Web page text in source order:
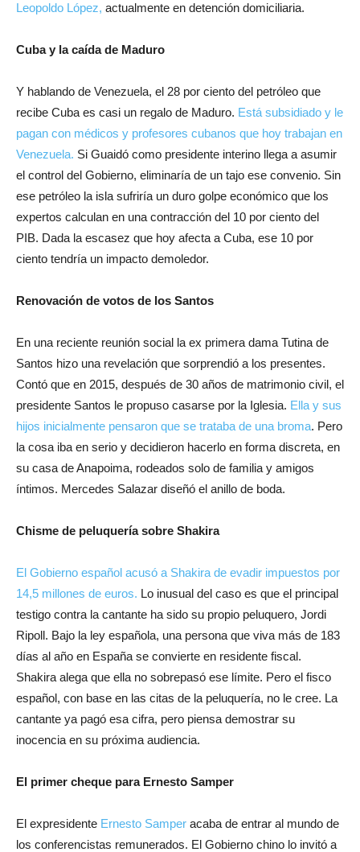
Leopoldo López, actualmente en detención domiciliaria.
Cuba y la caída de Maduro
Y hablando de Venezuela, el 28 por ciento del petróleo que
recibe Cuba es casi un regalo de Maduro. Está subsidiado y le
pagan con médicos y profesores cubanos que hoy trabajan en
Venezuela. Si Guaidó como presidente interino llega a asumir
el control del Gobierno, eliminaría de un tajo ese convenio. Sin
ese petróleo la isla sufriría un duro golpe económico que los
expertos calculan en una contracción del 10 por ciento del
PIB. Dada la escasez que hoy afecta a Cuba, ese 10 por
ciento tendría un impacto demoledor.
Renovación de votos de los Santos
En una reciente reunión social la ex primera dama Tutina de
Santos hizo una revelación que sorprendió a los presentes.
Contó que en 2015, después de 30 años de matrimonio civil, el
presidente Santos le propuso casarse por la Iglesia. Ella y sus
hijos inicialmente pensaron que se trataba de una broma. Pero
la cosa iba en serio y decidieron hacerlo en forma discreta, en
su casa de Anapoima, rodeados solo de familia y amigos
íntimos. Mercedes Salazar diseñó el anillo de boda.
Chisme de peluquería sobre Shakira
El Gobierno español acusó a Shakira de evadir impuestos por
14,5 millones de euros. Lo inusual del caso es que el principal
testigo contra la cantante ha sido su propio peluquero, Jordi
Ripoll. Bajo la ley española, una persona que viva más de 183
días al año en España se convierte en residente fiscal.
Shakira alega que ella no sobrepasó ese límite. Pero el fisco
español, con base en las citas de la peluquería, no le cree. La
cantante ya pagó esa cifra, pero piensa demostrar su
inocencia en su próxima audiencia.
El primer cheque para Ernesto Samper
El expresidente Ernesto Samper acaba de entrar al mundo de
los conferencistas remunerados. El Gobierno chino lo invitó a